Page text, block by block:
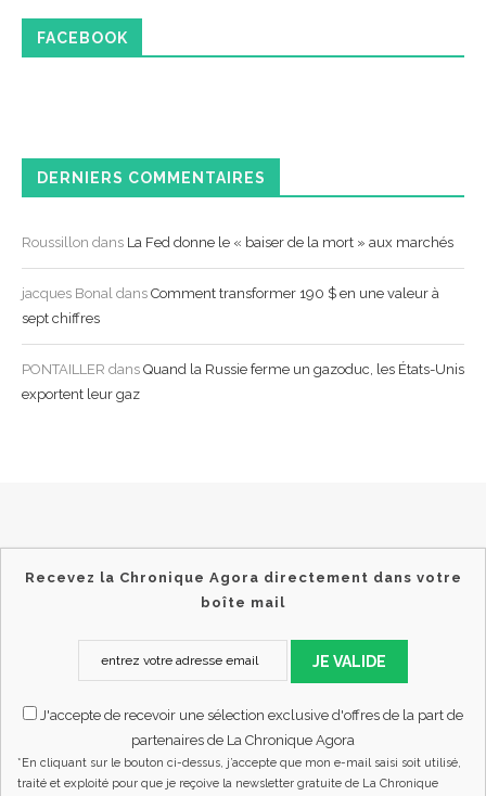
FACEBOOK
DERNIERS COMMENTAIRES
Roussillon dans La Fed donne le « baiser de la mort » aux marchés
jacques Bonal dans Comment transformer 190 $ en une valeur à
sept chiffres
PONTAILLER dans Quand la Russie ferme un gazoduc, les États-Unis
exportent leur gaz
Recevez la Chronique Agora directement dans votre
boîte mail
JE VALIDE
J'accepte de recevoir une sélection exclusive d'offres de la part de
partenaires de La Chronique Agora
*En cliquant sur le bouton ci-dessus, j’accepte que mon e-mail saisi soit utilisé,
traité et exploité pour que je reçoive la newsletter gratuite de La Chronique